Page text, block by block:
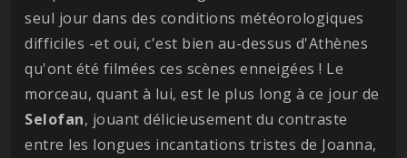
seul jour dans des conditions météorologiques
difficiles -et oui, c'est bien au-dessus d'Athènes
qu'ont été filmées ces scènes enneigées ! Le
morceau, quant à lui, est le plus long à ce jour de
Selofan, jouant délicieusement du contraste
entre les longues incantations tristes de Joanna,